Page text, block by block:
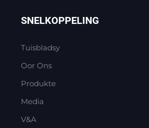
SNELKOPPELING
Tuisbladsy
Oor Ons
Produkte
Media
V&A